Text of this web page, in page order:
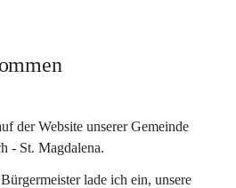
der Website unserer Gemeinde
- St. Magdalena.
lade ich ein, unsere